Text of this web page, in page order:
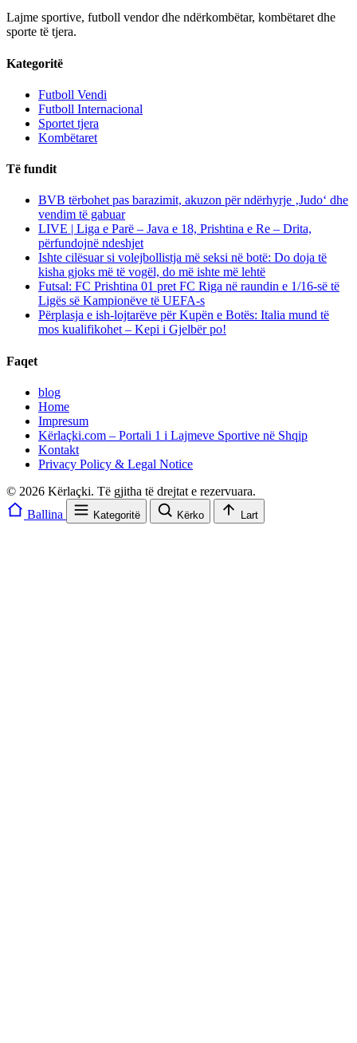
Lajme sportive, futboll vendor dhe ndërkombëtar, kombëtaret dhe
sporte të tjera.
Kategoritë
Futboll Vendi
Futboll Internacional
Sportet tjera
Kombëtaret
Të fundit
BVB tërbohet pas barazimit, akuzon për ndërhyrje ‚Judo‘ dhe
vendim të gabuar
LIVE | Liga e Parë – Java e 18, Prishtina e Re – Drita,
përfundojnë ndeshjet
Ishte cilësuar si volejbollistja më seksi në botë: Do doja të
kisha gjoks më të vogël, do më ishte më lehtë
Futsal: FC Prishtina 01 pret FC Riga në raundin e 1/16-së të
Ligës së Kampionëve të UEFA-s
Përplasja e ish-lojtarëve për Kupën e Botës: Italia mund të
mos kualifikohet – Kepi i Gjelbër po!
Faqet
blog
Home
Impresum
Kërlaçki.com – Portali 1 i Lajmeve Sportive në Shqip
Kontakt
Privacy Policy & Legal Notice
© 2026 Kërlaçki. Të gjitha të drejtat e rezervuara.
Ballina
Kategoritë Kërko Lart